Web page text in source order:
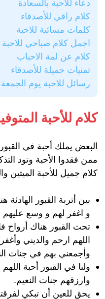
دعاء للاحبة بالسعادة
كلام راقي للأصدقاء
كلمات مسائية للاحبة
اجمل كلام صباحي للاحبة
كلام عن لمة الاحباب
تمنيات جميلة للأصدقاء
رسائل للاحبة يوم الجمعة
كلام للأحبة
البعض يملك أحبة في
ممن فقدوا الأحبة وتود
كلام جميل للأحبة الميتين
بين أتربة القبور الهادئة
و اغفر لهم و وسع عليهم
تحت القبور هناك أرواح
اللهم ارحم والديني
وأجمعني بهم في جنات
ولنا في القبور أحبة
وارزقهم جنات النعيم.
يحق للعين أن تبكي